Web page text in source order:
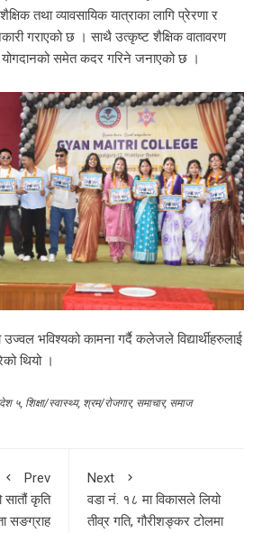
तथा व्यावसायिक यात्राका लागि प्रेरणा र
गराएको छ । साथै उत्कृष्ट शैक्षिक वातावरण
योगदानको समेत कदर गरिने जनाएको छ ।
उज्वल भविश्यको कामना गर्दै कलेजले विद्यार्थीहरुलाई
थियो ।
५, शिक्षा/स्वास्थ्य, श्रम/रोजगार, समाचार, समाज
Prev
सातौं कृति
सङग्राह
Next
वडा नं. १८ मा विकासले लियो
तीव्र गति, गौरीशङ्कर टोलमा